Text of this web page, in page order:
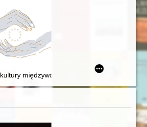
w Polsce
kultury międzywojennych Wadowic na